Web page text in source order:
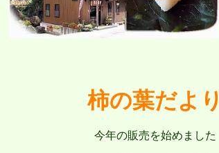
柿の葉だより
今年の販売を始めました